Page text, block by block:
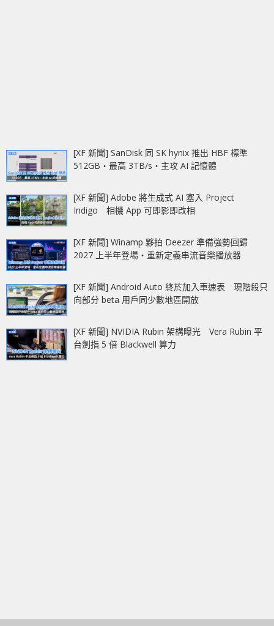
[XF 新聞] SanDisk 同 SK hynix 推出 HBF 標準
512GB‧最高 3TB/s‧主攻 AI 記憶體
[XF 新聞] Adobe 將生成式 AI 塞入 Project
Indigo 相機 App 可即影即改相
[XF 新聞] Winamp 夥拍 Deezer 準備強勢回歸
2027 上半年登場‧重新定義串流音樂播放器
[XF 新聞] Android Auto 終於加入車速表 現階段只
向部分 beta 用戶同少數地區開放
[XF 新聞] NVIDIA Rubin 架構曝光 Vera Rubin 平
台劍指 5 倍 Blackwell 算力